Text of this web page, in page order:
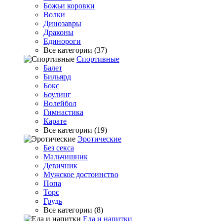
Божьи коровки
Волки
Динозавры
Драконы
Единороги
Все категории (37)
Спортивные
Балет
Бильярд
Бокс
Боулинг
Волейбол
Гимнастика
Карате
Все категории (19)
Эротические
Без секса
Мальчишник
Девичник
Мужское достоинство
Попа
Торс
Грудь
Все категории (8)
Еда и напитки